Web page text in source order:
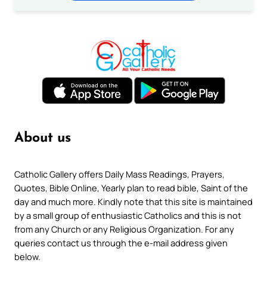
About us
Catholic Gallery offers Daily Mass Readings, Prayers,
Quotes, Bible Online, Yearly plan to read bible, Saint of the
day and much more. Kindly note that this site is maintained
by a small group of enthusiastic Catholics and this is not
from any Church or any Religious Organization. For any
queries contact us through the e-mail address given
below.